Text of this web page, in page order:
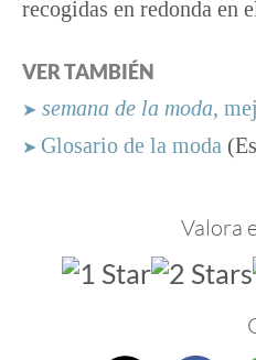
recogidas en redonda en
VER TAMBIÉN
➤ semana de la moda,
➤ Glosario de la moda
Valora